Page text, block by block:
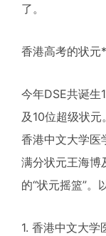
了。
香港高考的状元
今年DSE共诞生
及10位超级状
香港中文大学医
满分状元王海博
的“状元摇篮”。
1. 香港中文大